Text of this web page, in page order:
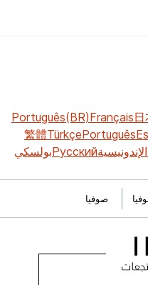
Français
Português(BR)
Português
Türkçe
繁體
Русскийبولسكي
صوفيا